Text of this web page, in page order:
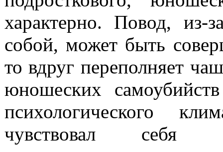
характерно. Повод, из-
собой, может быть
то вдруг пе­реполняет
юношеских
психологического
чувствовал себя